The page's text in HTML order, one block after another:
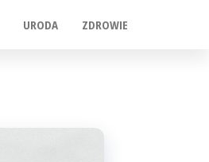
URODA ZDROWIE